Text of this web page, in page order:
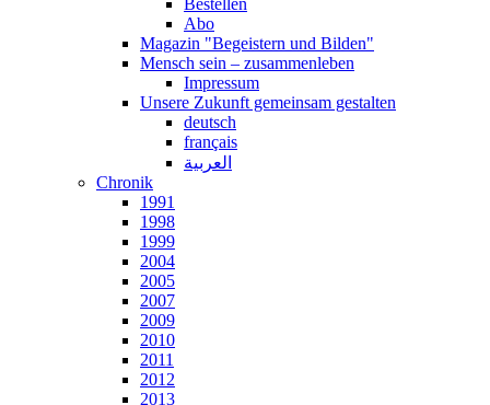
Abo
Magazin "Begeistern und Bilden"
Mensch sein – zusammenleben
Impressum
Unsere Zukunft gemeinsam gestalten
deutsch
français
العربية
Chronik
1991
1998
1999
2004
2005
2007
2009
2010
2011
2012
2013